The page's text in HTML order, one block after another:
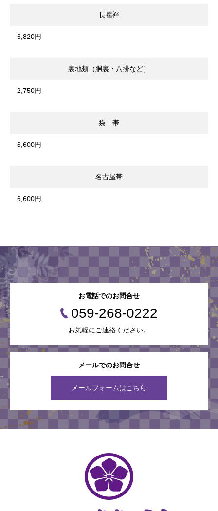
長襦袢
6,820円
裏地類（胴裏・八掛など）
2,750円
袋 帯
6,600円
名古屋帯
6,600円
メールでのお問合せ
メールフォームはこちら
お電話でのお問合せ
059-268-0222
お気軽にご連絡ください。